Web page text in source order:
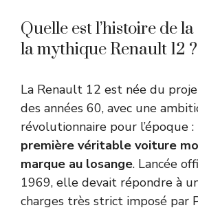
Quelle est l’histoire de
la mythique Renault 12 ?
La Renault 12 est née du
des années 60, avec une
révolutionnaire pour l’époque :
première véritable voiture
marque au losange. Lancée
1969, elle devait répondre à
charges très strict imposé par